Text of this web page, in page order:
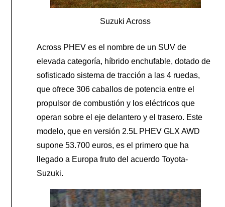
Suzuki Across
Across PHEV es el nombre de un SUV de
elevada categoría, híbrido enchufable, dotado de
sofisticado sistema de tracción a las 4 ruedas,
que ofrece 306 caballos de potencia entre el
propulsor de combustión y los eléctricos que
operan sobre el eje delantero y el trasero. Este
modelo, que en versión 2.5L PHEV GLX AWD
supone 53.700 euros, es el primero que ha
llegado a Europa fruto del acuerdo Toyota-
Suzuki.